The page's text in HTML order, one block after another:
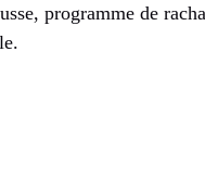
programme de